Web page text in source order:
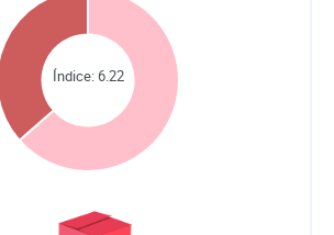
Índice:6.22